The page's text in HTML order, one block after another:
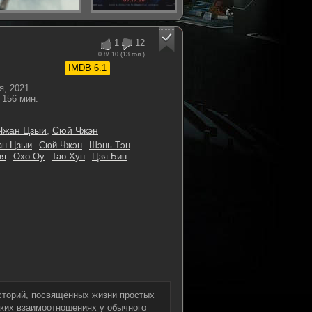
1 12
0.8/ 10 (13 гол.)
IMDB 6.1
2021
156 мин.
Цзыи Сюй Чжэн
Цзыи Сюй Чжэн
Шэнь Тэн
Охо Оу Тао Хун Цзя Бин
посвящённых жизни простых
взаимоотношениях у обычного